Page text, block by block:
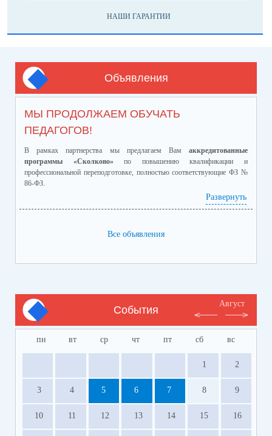
НАШИ ГАРАНТИИ
Объявления
МЫ ПРОДОЛЖАЕМ ОБУЧАТЬ
ПЕДАГОГОВ!
В рамках партнерства мы предлагаем Вам аккредитованные
программы «Сколково»по повышению квалификации и
профессиональной переподготовке, полностью соответствующие ФЗ №
86-ФЗ.
Ознакомиться с программами и ценами можно в
приложенном файле.
Развернуть
Все объявления
События
Август
пн вт ср чт пт сб вс
1 2
3 4 5 6 7 8 9
10 11 12 13 14 15 16